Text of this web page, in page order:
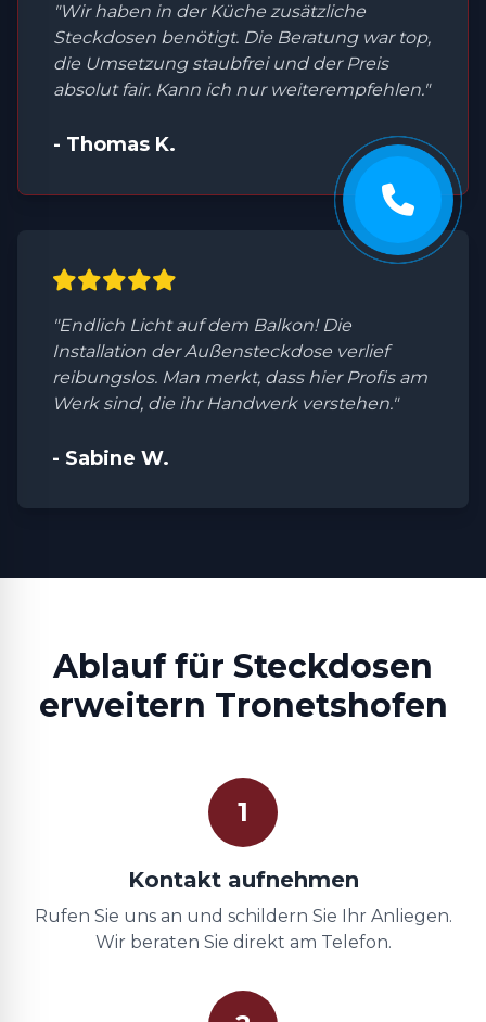
"Wir haben in der Küche zusätzliche
Steckdosen benötigt. Die Beratung war top,
die Umsetzung staubfrei und der Preis
absolut fair. Kann ich nur weiterempfehlen."
- Thomas K.
"Endlich Licht auf dem Balkon! Die
Installation der Außensteckdose verlief
reibungslos. Man merkt, dass hier Profis am
Werk sind, die ihr Handwerk verstehen."
- Sabine W.
Ablauf für Steckdosen
erweitern Tronetshofen
1
Kontakt aufnehmen
Rufen Sie uns an und schildern Sie Ihr Anliegen.
Wir beraten Sie direkt am Telefon.